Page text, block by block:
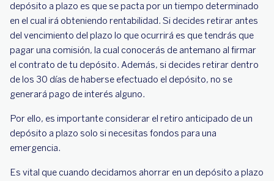
depósito a plazo es que se pacta por un tiempo determinado
en el cual irá obteniendo rentabilidad. Si decides retirar antes
del vencimiento del plazo lo que ocurrirá es que tendrás que
pagar una comisión, la cual conocerás de antemano al firmar
el contrato de tu depósito. Además, si decides retirar dentro
de los 30 días de haberse efectuado el depósito, no se
generará pago de interés alguno.
Por ello, es importante considerar el retiro anticipado de un
depósito a plazo solo si necesitas fondos para una
emergencia.
Es vital que cuando decidamos ahorrar en un depósito a plazo